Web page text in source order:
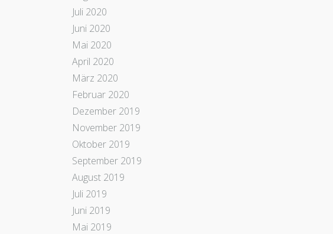
Juli 2020
Juni 2020
Mai 2020
April 2020
März 2020
Februar 2020
Dezember 2019
November 2019
Oktober 2019
September 2019
August 2019
Juli 2019
Juni 2019
Mai 2019